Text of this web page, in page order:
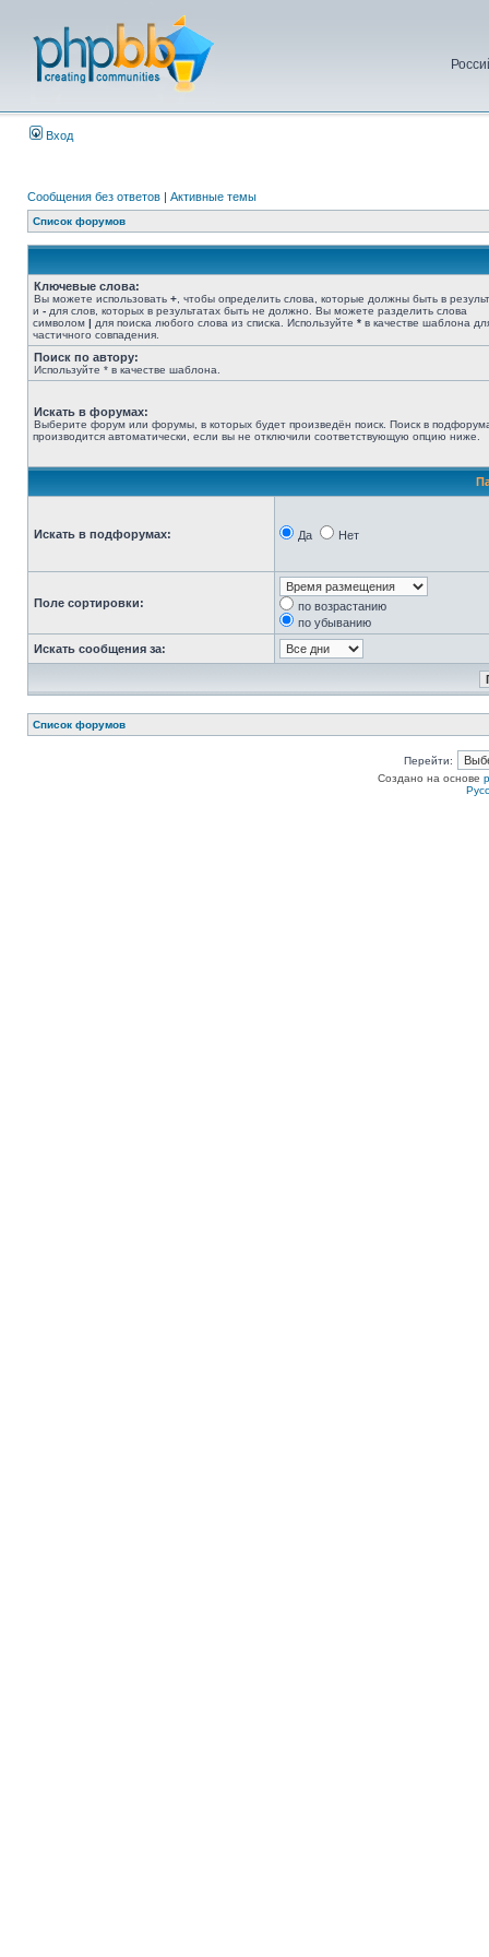
Вход
Сообщения без ответов | Активные темы
Список форумов
Ключевые слова:
Вы можете использовать + , чтобы определить слова, которые должны быть в
и - для слов, которых в результатах быть не должно. Вы можете разделить слова
символом | для поиска любого слова из списка. Используйте * в качестве шаблона
частичного совпадения.
Поиск по автору:
Используйте * в качестве шаблона.
Искать в форумах:
Выберите форум или форумы, в которых будет произведён поиск. Поиск в
производится автоматически, если вы не отключили соответствующую опцию ниже.
Искать в подфорумах: Да Нет
Поле сортировки:
по возрастанию
по убыванию
Искать сообщения за:
Список форумов
Перейти:
Создано на основе